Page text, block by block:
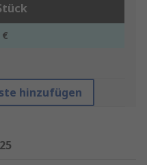
€
hinzufügen